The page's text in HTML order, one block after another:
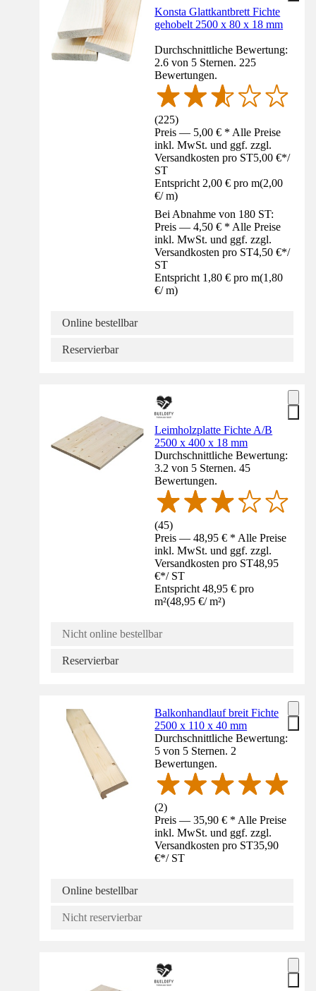
Konsta Glattkantbrett Fichte
gehobelt 2500 x 80 x 18 mm
Durchschnittliche Bewertung:
2.6 von 5 Sternen. 225
Bewertungen.
(225)
Preis — 5,00 € * Alle Preise
inkl. MwSt. und ggf. zzgl.
Versandkosten pro ST5,00 €*/
ST
Entspricht 2,00 € pro m(2,00
€/ m)
Bei Abnahme von 180 ST:
Preis — 4,50 € * Alle Preise
inkl. MwSt. und ggf. zzgl.
Versandkosten pro ST4,50 €*/
ST
Entspricht 1,80 € pro m(1,80
€/ m)
Online bestellbar
Reservierbar
Leimholzplatte Fichte A/B
2500 x 400 x 18 mm
Durchschnittliche Bewertung:
3.2 von 5 Sternen. 45
Bewertungen.
(45)
Preis — 48,95 € * Alle Preise
inkl. MwSt. und ggf. zzgl.
Versandkosten pro ST48,95
€*/ ST
Entspricht 48,95 € pro
m²(48,95 €/ m²)
Nicht online bestellbar
Reservierbar
Balkonhandlauf breit Fichte
2500 x 110 x 40 mm
Durchschnittliche Bewertung:
5 von 5 Sternen. 2
Bewertungen.
(2)
Preis — 35,90 € * Alle Preise
inkl. MwSt. und ggf. zzgl.
Versandkosten pro ST35,90
€*/ ST
Online bestellbar
Nicht reservierbar